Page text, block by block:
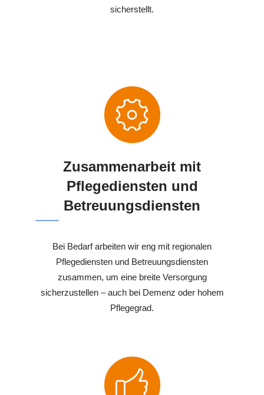
sicherstellt.
Zusammenarbeit mit
Pflegediensten und
Betreuungsdiensten
Bei Bedarf arbeiten wir eng mit regionalen
Pflegediensten und Betreuungsdiensten
zusammen, um eine breite Versorgung
sicherzustellen – auch bei Demenz oder hohem
Pflegegrad.